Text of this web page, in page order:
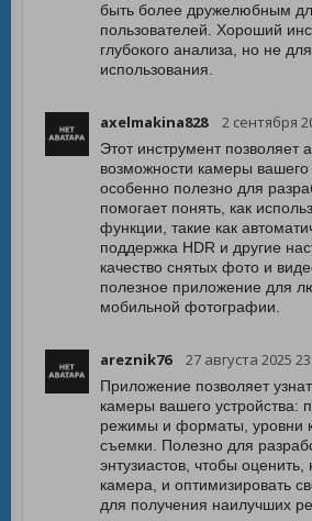
быть более дружелюбным
пользователей. Хороший
глубокого анализа, но не
использования.
axelmakina828 2 сентября
Этот инструмент позволяет
возможности камеры вашего
особенно полезно для
помогает понять, как
функции, такие как
поддержка HDR и другие
качество снятых фото и
полезное приложение для
мобильной фотографии.
areznik76 27 августа 2025
Приложение позволяет
камеры вашего устройства:
режимы и форматы, уровни
съемки. Полезно для
энтузиастов, чтобы оценить,
камера, и оптимизировать
для получения наилучших